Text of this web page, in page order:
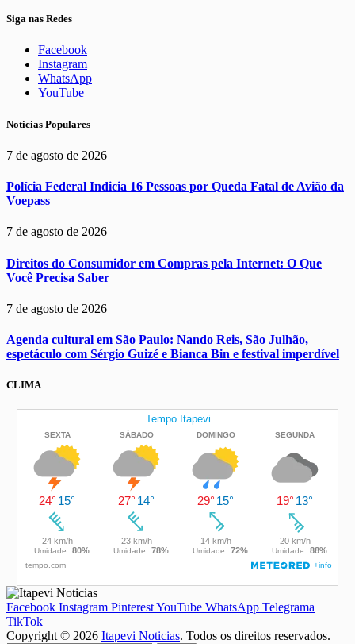
Siga nas Redes
Facebook
Instagram
WhatsApp
YouTube
Noticias Populares
7 de agosto de 2026
Polícia Federal Indicia 16 Pessoas por Queda Fatal de Avião da
Voepass
7 de agosto de 2026
Direitos do Consumidor em Compras pela Internet: O Que
Você Precisa Saber
7 de agosto de 2026
Agenda cultural em São Paulo: Nando Reis, São Julhão,
espetáculo com Sérgio Guizé e Bianca Bin e festival imperdível
CLIMA
Facebook Instagram PinterestYouTube WhatsApp Telegrama
TikTok
Copyright © 2026 Itapevi Noticias. Todos os direitos reservados.